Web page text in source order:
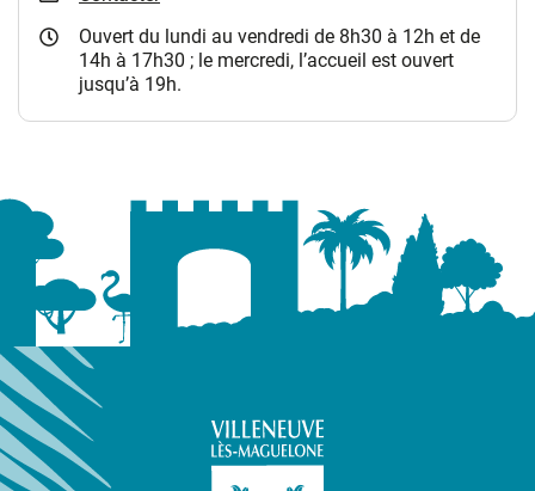
Ouvert du lundi au vendredi de 8h30 à 12h et de
14h à 17h30 ; le mercredi, l’accueil est ouvert
jusqu’à 19h.